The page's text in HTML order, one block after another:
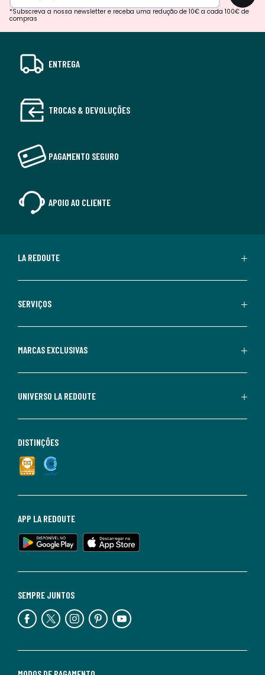
*Subscreva a nossa newsletter e receba uma redução de 10€ a cada 100€ de
compras
ENTREGA
TROCAS & DEVOLUÇÕES
PAGAMENTO SEGURO
APOIO AO CLIENTE
LA REDOUTE
SERVIÇOS
MARCAS EXCLUSIVAS
UNIVERSO LA REDOUTE
SEMPRE JUNTOS
APP LA REDOUTE
DISTINÇÕES